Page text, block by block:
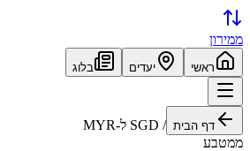
ממירון
ראשי יעדים בלוג
דף הבית /
SGD ל-MYR
ממטבע